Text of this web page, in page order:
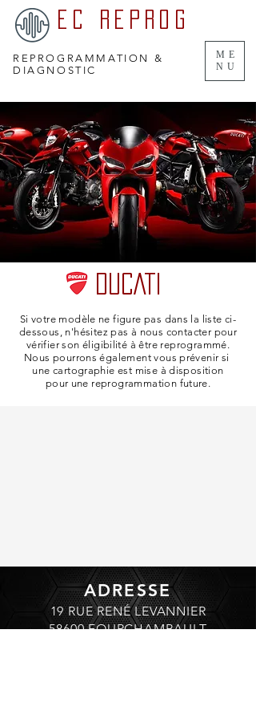
EC REPROG
ME
NU
REPROGRAMMATION &
DIAGNOSTIC
DUCATI
Si votre modèle ne figure pas dans la liste ci-
dessous, n'hésitez pas à nous contacter pour
vérifier son éligibilité à être reprogrammé.
Nous pourrons également vous prévenir si
une cartographie est mise à disposition
pour une reprogrammation future.
ADRESSE
19 RUE RENÉ LEVANNIER
58600 FOURCHAMBAULT